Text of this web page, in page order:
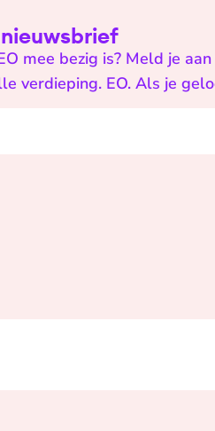
mee bezig is? Meld je
verdieping. EO. Als je